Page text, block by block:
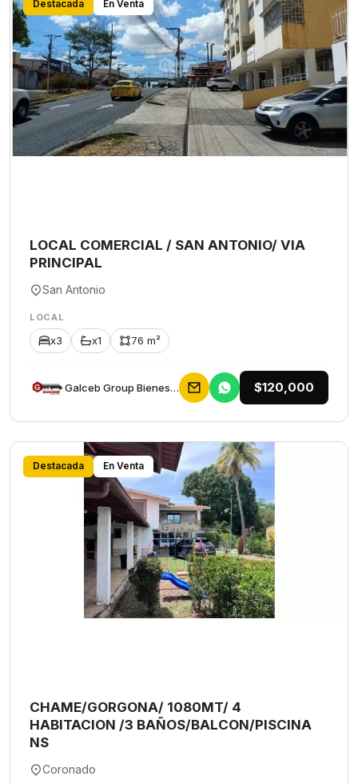
Destacada En Venta
LOCAL COMERCIAL / SAN ANTONIO/ VIA
PRINCIPAL
San Antonio
LOCAL
x3 x1 76 m²
Galceb Group Bienes Raices $120,000
Destacada En Venta
CHAME/GORGONA/ 1080MT/ 4
HABITACION /3 BAÑOS/BALCON/PISCINA
NS
Coronado